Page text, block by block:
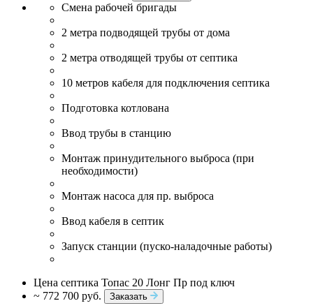
Смена рабочей бригады
2 метра подводящей трубы от дома
2 метра отводящей трубы от септика
10 метров кабеля для подключения септика
Подготовка котлована
Ввод трубы в станцию
Монтаж принудительного выброса (при
необходимости)
Монтаж насоса для пр. выброса
Ввод кабеля в септик
Запуск станции (пуско-наладочные работы)
Цена септика Топас 20 Лонг Пр под ключ
~ 772 700 руб.
Заказать